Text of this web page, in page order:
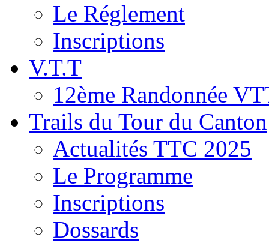
Le Réglement
Inscriptions
V.T.T
12ème Randonnée
Trails du Tour du Canton
Actualités TTC 2025
Le Programme
Inscriptions
Dossards